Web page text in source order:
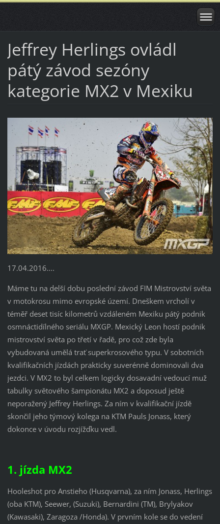
Jeffrey Herlings ovládl
pátý závod sezóny
kategorie MX2 v Mexiku
17.04.2016....
Máme tu na delší dobu poslední závod FIM Mistrovství světa
v motokrosu mimo evropské území. Dneškem vrcholí v
téměř deset tisíc kilometrů vzdáleném Mexiku pátý podnik
osmnáctidílného seriálu MXGP. Mexický Leon hostí podnik
mistrovství světa po třetí v řadě, pro což zde byla
vybudovaná umělá trať superkrosového typu. V sobotních
kvalifikačních jízdách prakticky suverénně dominovali dva
jezdci. V MX2 to byl celkem logicky dosavadní vedoucí muž
tabulky světového šampionátu MX2 a doposud ještě
neporažený Jeffrey Herlings. Za ním v kvalifikační jízdě
skončil jeho týmový kolega na KTM Pauls Jonass, který
dokonce v úvodu rozjížďku vedl.
1. jízda MX2
Hooleshot pro Anstieho (Husqvarna), za ním Jonass, Herlings
(oba KTM), Seewer, (Suzuki), Bernardini (TM), Brylyakov
(Kawasaki), Zaragoza /Honda). V prvním kole se do vedení